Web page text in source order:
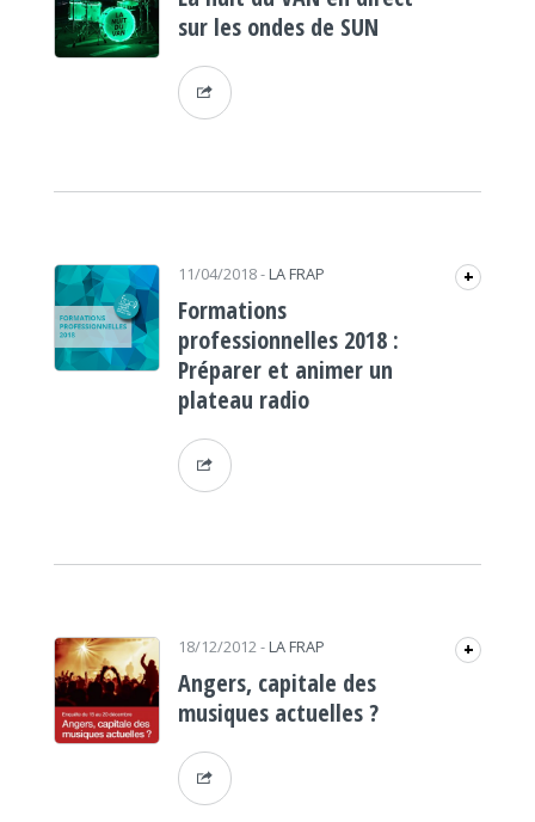
sur les ondes de SUN
11/04/2018- LA FRAP +
Formations
professionnelles 2018 :
Préparer et animer un
plateau radio
18/12/2012- LA FRAP +
Angers, capitale des
musiques actuelles ?